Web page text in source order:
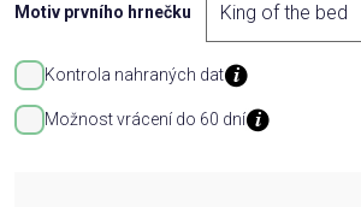
Motiv prvního hrnečku
Kontrola nahraných dat
Možnost vrácení do 60 dní